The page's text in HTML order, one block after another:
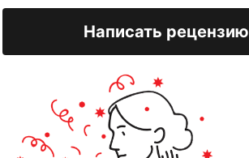
Написать рецензию